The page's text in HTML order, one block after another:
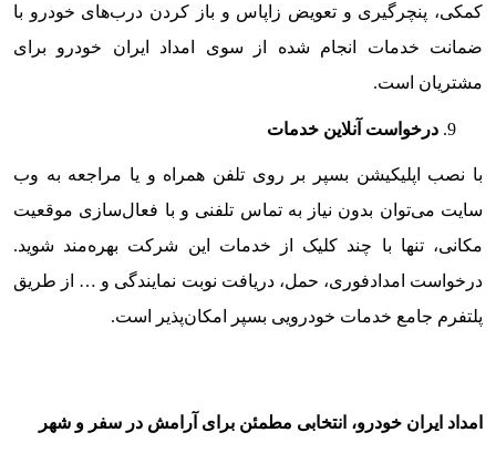
کمکی، پنچرگیری و تعویض زاپاس و باز کردن درب‌های خودرو با
ضمانت خدمات انجام شده از سوی امداد ایران خودرو برای
مشتریان است.
درخواست آنلاین خدمات
با نصب اپلیکیشن بسپر بر روی تلفن همراه و یا مراجعه به وب
سایت می‌توان بدون نیاز به تماس تلفنی و با فعال‌سازی موقعیت
مکانی، تنها با چند کلیک از خدمات این شرکت بهره‌مند شوید.
درخواست امدادفوری، حمل، دریافت نوبت نمایندگی و … از طریق
پلتفرم جامع خدمات خودرویی بسپر امکان‌پذیر است.
امداد ایران خودرو، انتخابی مطمئن برای آرامش در سفر و شهر